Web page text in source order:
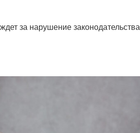
за нарушение законодательства